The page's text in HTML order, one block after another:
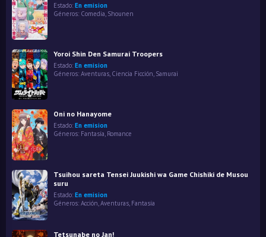
Estado: En emision
Géneros: Comedia Shounen
Yoroi Shin Den Samurai Troopers
Estado: En emision
Géneros: Aventuras, Ciencia Ficción, Samurai
Oni no Hanayome
Estado: En emision
Géneros: Fantasía, Romance
Tsuihou sareta Tensei Juukishi wa Game Chishiki de Musou
suru
Estado: En emision
Géneros: Acción Aventuras Fantasía
Tetsunabe no Jan!